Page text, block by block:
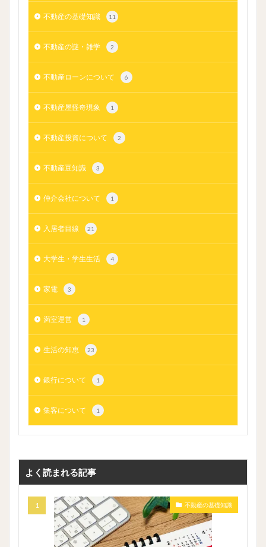
不動産の基礎知識 11
不動産の謎・雑学 2
不動産ローンについて 6
不動産屋怪奇現象 1
不動産投資について 2
不動産豆知識 3
仲介会社について 1
入居者目線 21
大学生・学生生活 4
家電 3
満室運営 1
生活の知恵 23
銀行について 1
集客について 1
よく読まれる記事
不動産の基礎知識